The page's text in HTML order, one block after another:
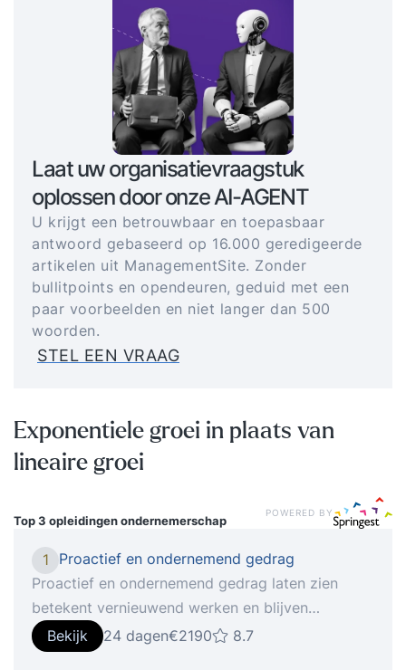
Laat uw organisatievraagstuk
oplossen door onze AI-AGENT
U krijgt een betrouwbaar en toepasbaar
antwoord gebaseerd op 16.000 geredigeerde
artikelen uit ManagementSite. Zonder
bullitpoints en opendeuren, geduid met een
paar voorbeelden en niet langer dan 500
woorden.
STEL EEN VRAAG
Exponentiele groei in plaats van
lineaire groei
Top 3 opleidingenondernemerschap
POWERED BY
1
Proactief en ondernemend gedrag
Proactief en ondernemend gedrag laten zien
betekent vernieuwend werken en blijven
investeren in jezelf. Iedereen levert toegevoegde
waarde met zijn of haar specifieke kwaliteiten.
Bekijk 24 dagen€2190 8.7